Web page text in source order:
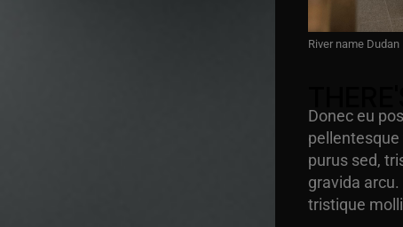
River name Dudan
Donec eu
purus sed,
gravida
tristique